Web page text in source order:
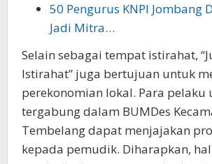
50 Pengurus KNPI Jombang
Jadi Mitra…
Selain sebagai tempat istirahat,
Istirahat” juga bertujuan untuk
perekonomian lokal. Para pelaku
tergabung dalam BUMDes
Tembelang dapat menjajakan
kepada pemudik. Diharapkan,